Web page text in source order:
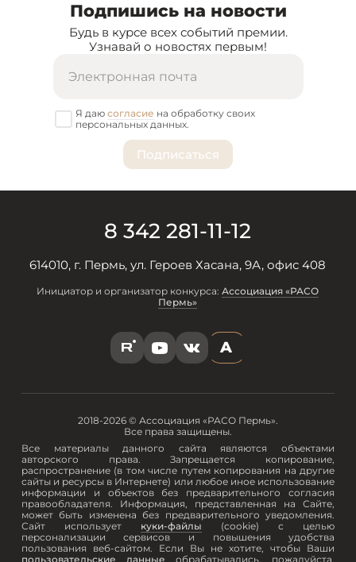
Подпишись на новости
Будь в курсе всех событий премии.
Узнавай о новостях первым!
Я даю согласие на обработку своих
персональных данных.
8 342 281-11-12
614010, г. Пермь, ул. Героев Хасана, 9А, офис 408
Инициатор и организатор конкурса:Ассоциация «РАСО
Пермь»
R Y V A
2018-2026 © Ассоциация «РАСО Пермь».
Все права защищены.
Все материалы данного сайта являются объектами
авторского права. Запрещается копирование,
распространение (в том числе путем копирования на другие
сайты и ресурсы в Интернете) или любое иное использование
информации и объектов без предварительного согласия
правообладателя. Информация, представленная на Сайте,
может быть изменена без предварительного уведомления.
Сайт использует куки-файлы (cookie) с целью
персонализации сервисов и повышения удобства
пользования веб-сайтом. Если Вы не хотите, чтобы Ваши
пользовательские данные обрабатывались, пожалуйста,